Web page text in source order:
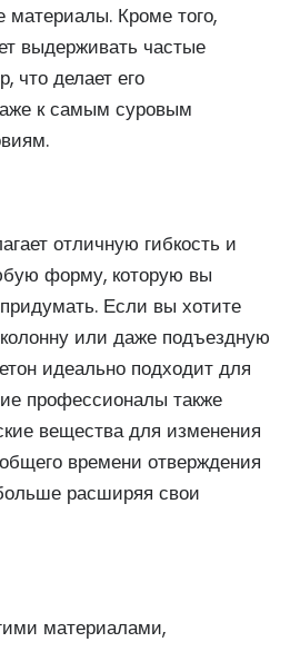
материалы. Кроме того,
выдерживать частые
что делает его
к самым суровым
отличную гибкость и
форму, которую вы
Если вы хотите
или даже подъездную
идеально подходит для
профессионалы также
вещества для изменения
времени отверждения
расширяя свои
материалами,